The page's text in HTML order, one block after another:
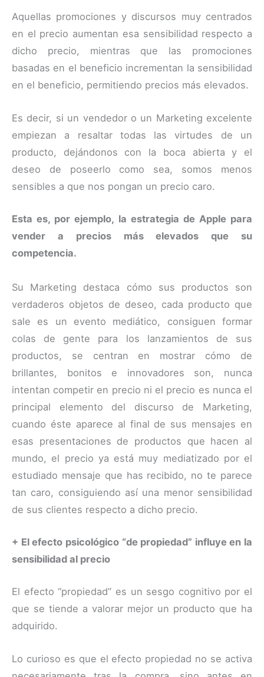
Aquellas promociones y discursos muy centrados
en el precio aumentan esa sensibilidad respecto a
dicho precio, mientras que las promociones
basadas en el beneficio incrementan la sensibilidad
en el beneficio, permitiendo precios más elevados.
Es decir, si un vendedor o un Marketing excelente
empiezan a resaltar todas las virtudes de un
producto, dejándonos con la boca abierta y el
deseo de poseerlo como sea, somos menos
sensibles a que nos pongan un precio caro.
Esta es, por ejemplo, la estrategia de Apple para
vender a precios más elevados que su
competencia.
Su Marketing destaca cómo sus productos son
verdaderos objetos de deseo, cada producto que
sale es un evento mediático, consiguen formar
colas de gente para los lanzamientos de sus
productos, se centran en mostrar cómo de
brillantes, bonitos e innovadores son, nunca
intentan competir en precio ni el precio es nunca el
principal elemento del discurso de Marketing,
cuando éste aparece al final de sus mensajes en
esas presentaciones de productos que hacen al
mundo, el precio ya está muy mediatizado por el
estudiado mensaje que has recibido, no te parece
tan caro, consiguiendo así una menor sensibilidad
de sus clientes respecto a dicho precio.
+ El efecto psicológico “de propiedad” influye en la
sensibilidad al precio
El efecto “propiedad” es un sesgo cognitivo por el
que se tiende a valorar mejor un producto que ha
adquirido.
Lo curioso es que el efecto propiedad no se activa